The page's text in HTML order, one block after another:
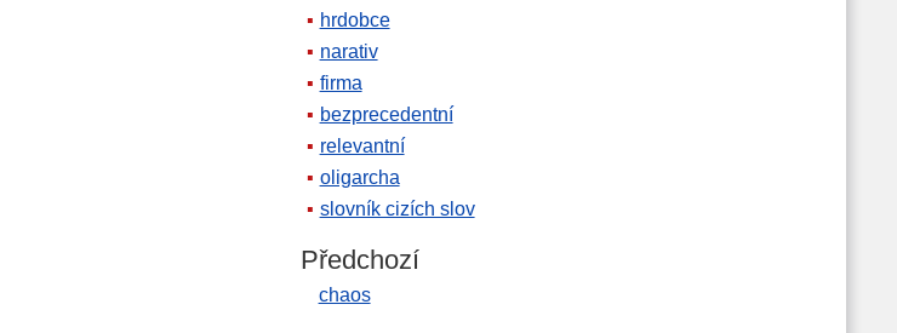
hrdobce
narativ
firma
bezprecedentní
relevantní
oligarcha
slovník cizích slov
Předchozí
chaos